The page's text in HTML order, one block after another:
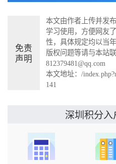
免责
声明
本文由作者上传并发
学习使用，方便网友
性，具体规定均以当
版权问题等请与本站
812379481@qq.com
本文地址：/
141
深圳积分入